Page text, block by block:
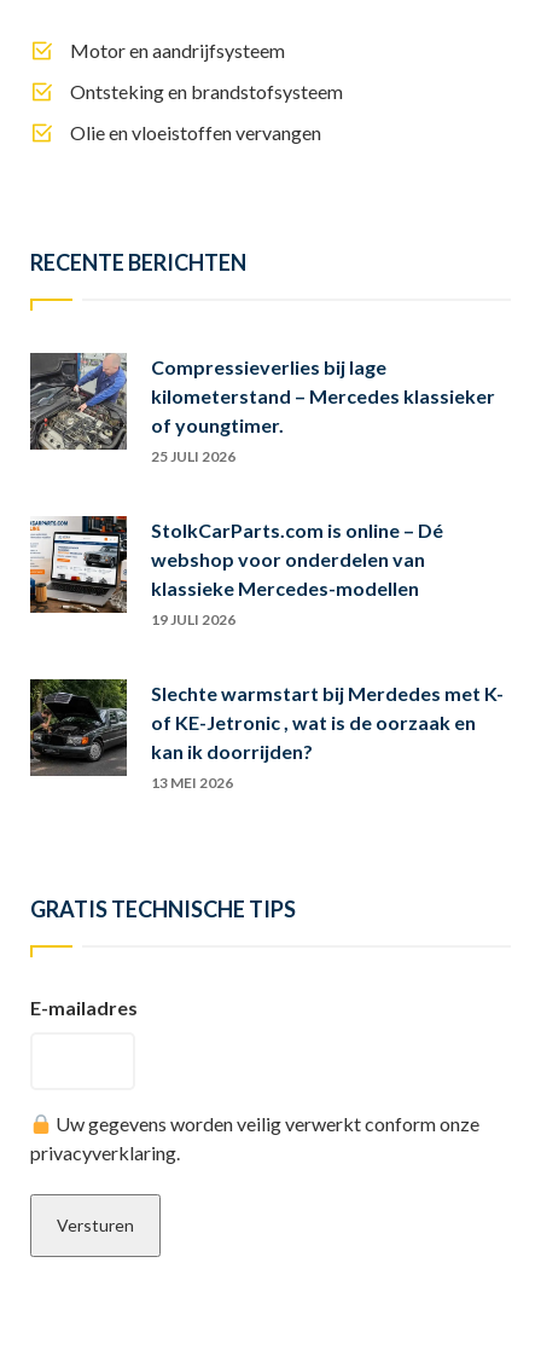
Motor en aandrijfsysteem
Ontsteking en brandstofsysteem
Olie en vloeistoffen vervangen
RECENTE BERICHTEN
Compressieverlies bij lage
kilometerstand – Mercedes klassieker
of youngtimer.
25 JULI 2026
StolkCarParts.com is online – Dé
webshop voor onderdelen van
klassieke Mercedes-modellen
19 JULI 2026
Slechte warmstart bij Merdedes met K-
of KE-Jetronic , wat is de oorzaak en
kan ik doorrijden?
13 MEI 2026
GRATIS TECHNISCHE TIPS
E-mailadres
Uw gegevens worden veilig verwerkt conform onze
privacyverklaring.